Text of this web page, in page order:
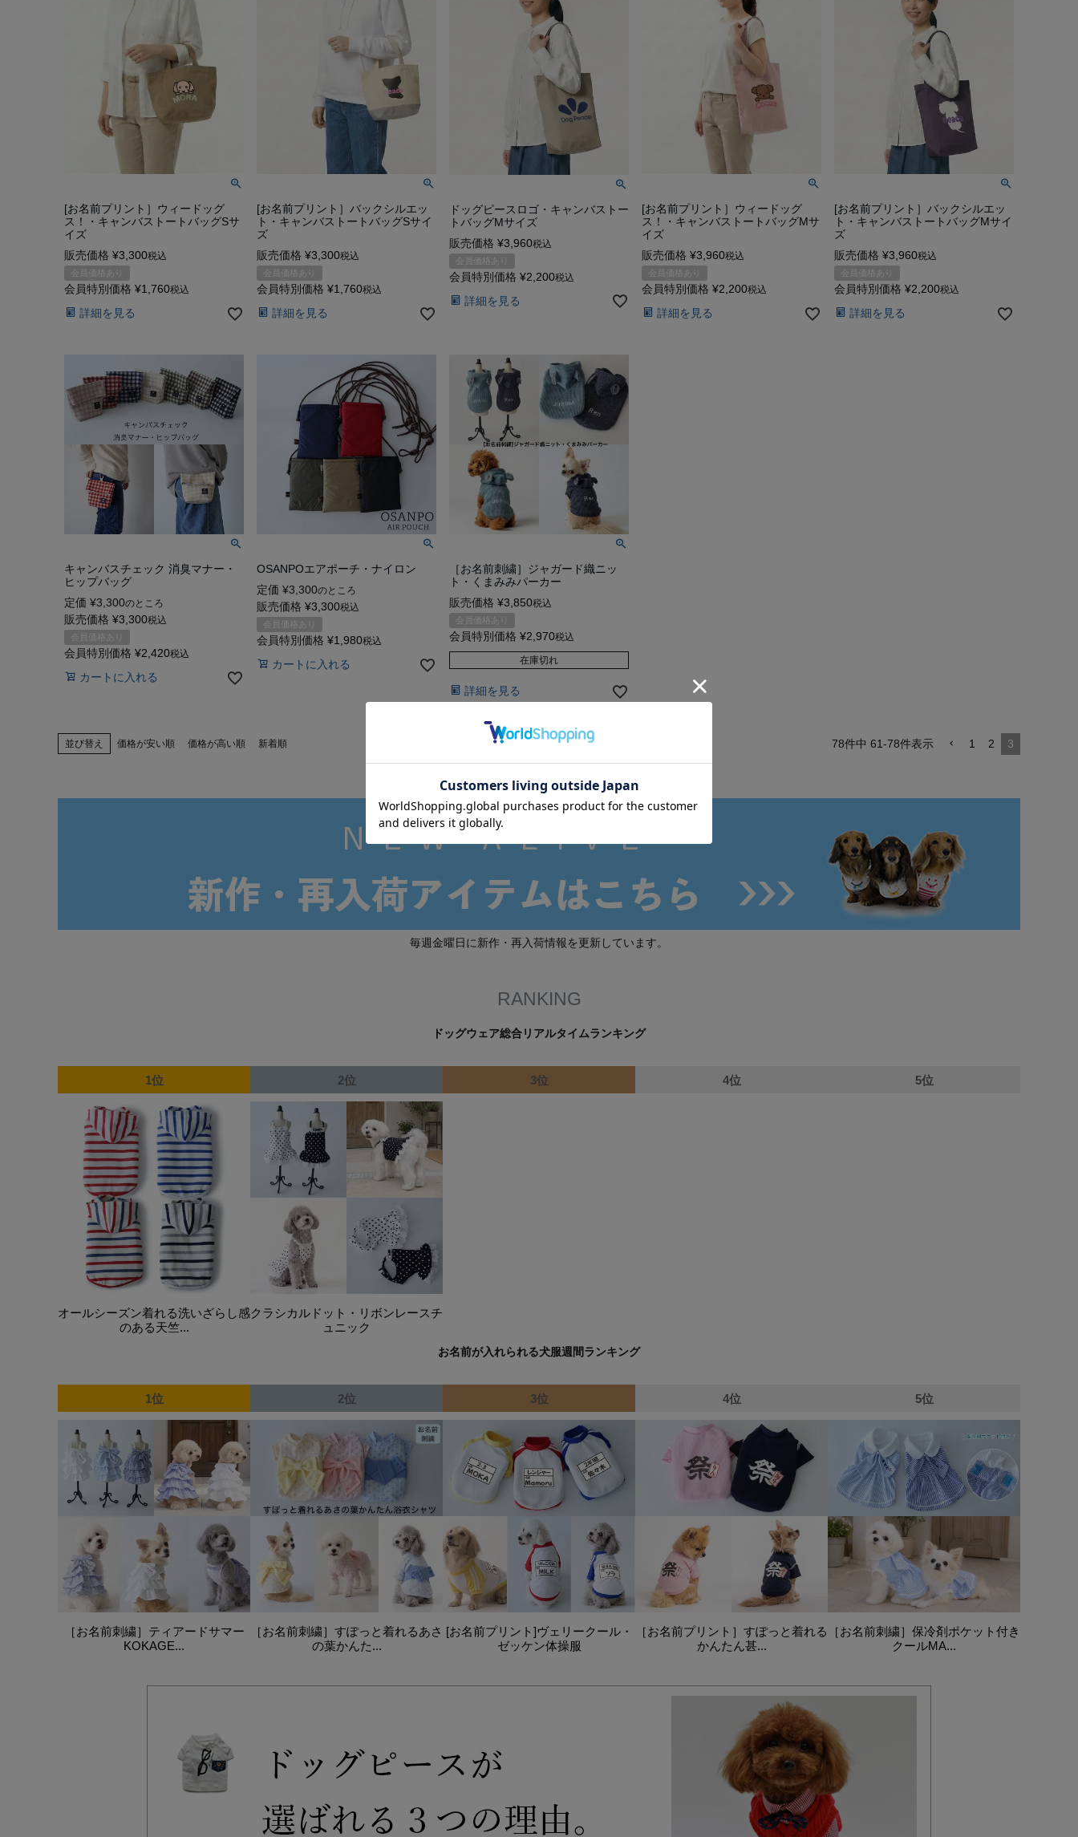
[お名前プリント］ウィードッグ
ス！・キャンバストートバッグSサ
イズ
販売価格 ¥3,300税込
会員価格あり
会員特別価格 ¥1,760税込
詳細を見る
[お名前プリント］バックシルエッ
ト・キャンバストートバッグSサイ
ズ
販売価格 ¥3,300税込
会員価格あり
会員特別価格 ¥1,760税込
詳細を見る
ドッグピースロゴ・キャンバストー
トバッグMサイズ
販売価格 ¥3,960税込
会員価格あり
会員特別価格 ¥2,200税込
詳細を見る
[お名前プリント］ウィードッグ
ス！・キャンバストートバッグMサ
イズ
販売価格 ¥3,960税込
会員価格あり
会員特別価格 ¥2,200税込
詳細を見る
[お名前プリント］バックシルエッ
ト・キャンバストートバッグMサイ
ズ
販売価格 ¥3,960税込
会員価格あり
会員特別価格 ¥2,200税込
詳細を見る
キャンバスチェック 消臭マナー・
ヒップバッグ
定価 ¥3,300のところ
販売価格 ¥3,300税込
会員価格あり
会員特別価格 ¥2,420税込
カートに入れる
OSANPOエアポーチ・ナイロン
定価 ¥3,300のところ
販売価格 ¥3,300税込
会員価格あり
会員特別価格 ¥1,980税込
カートに入れる
［お名前刺繍］ジャガード織ニッ
ト・くまみみパーカー
販売価格 ¥3,850税込
会員価格あり
会員特別価格 ¥2,970税込
在庫切れ
詳細を見る
並び替え 価格が安い順 価格が高い順 新着順 78件中 61-78件表示 1 2 3
毎週金曜日に新作・再入荷情報を更新しています。
RANKING
ドッグウェア総合リアルタイムランキング
1位
オールシーズン着れる洗いざらし感
のある天竺...
2位
クラシカルドット・リボンレースチ
ュニック
3位 4位 5位
お名前が入れられる犬服週間ランキング
1位
［お名前刺繍］ティアードサマー
KOKAGE...
2位
［お名前刺繍］すぽっと着れるあさ
の葉かんた...
3位
[お名前プリント]ヴェリークール・
ゼッケン体操服
4位
［お名前プリント］すぽっと着れる
かんたん甚...
5位
［お名前刺繍］保冷剤ポケット付き
クールMA...